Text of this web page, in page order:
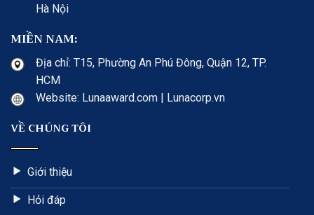
Hà Nội
MIỀN NAM:
Địa chỉ: T15, Phường An Phú Đông, Quận 12, TP.
HCM
Website: Lunaaward.com | Lunacorp.vn
VỀ CHÚNG TÔI
Giới thiệu
Hỏi đáp